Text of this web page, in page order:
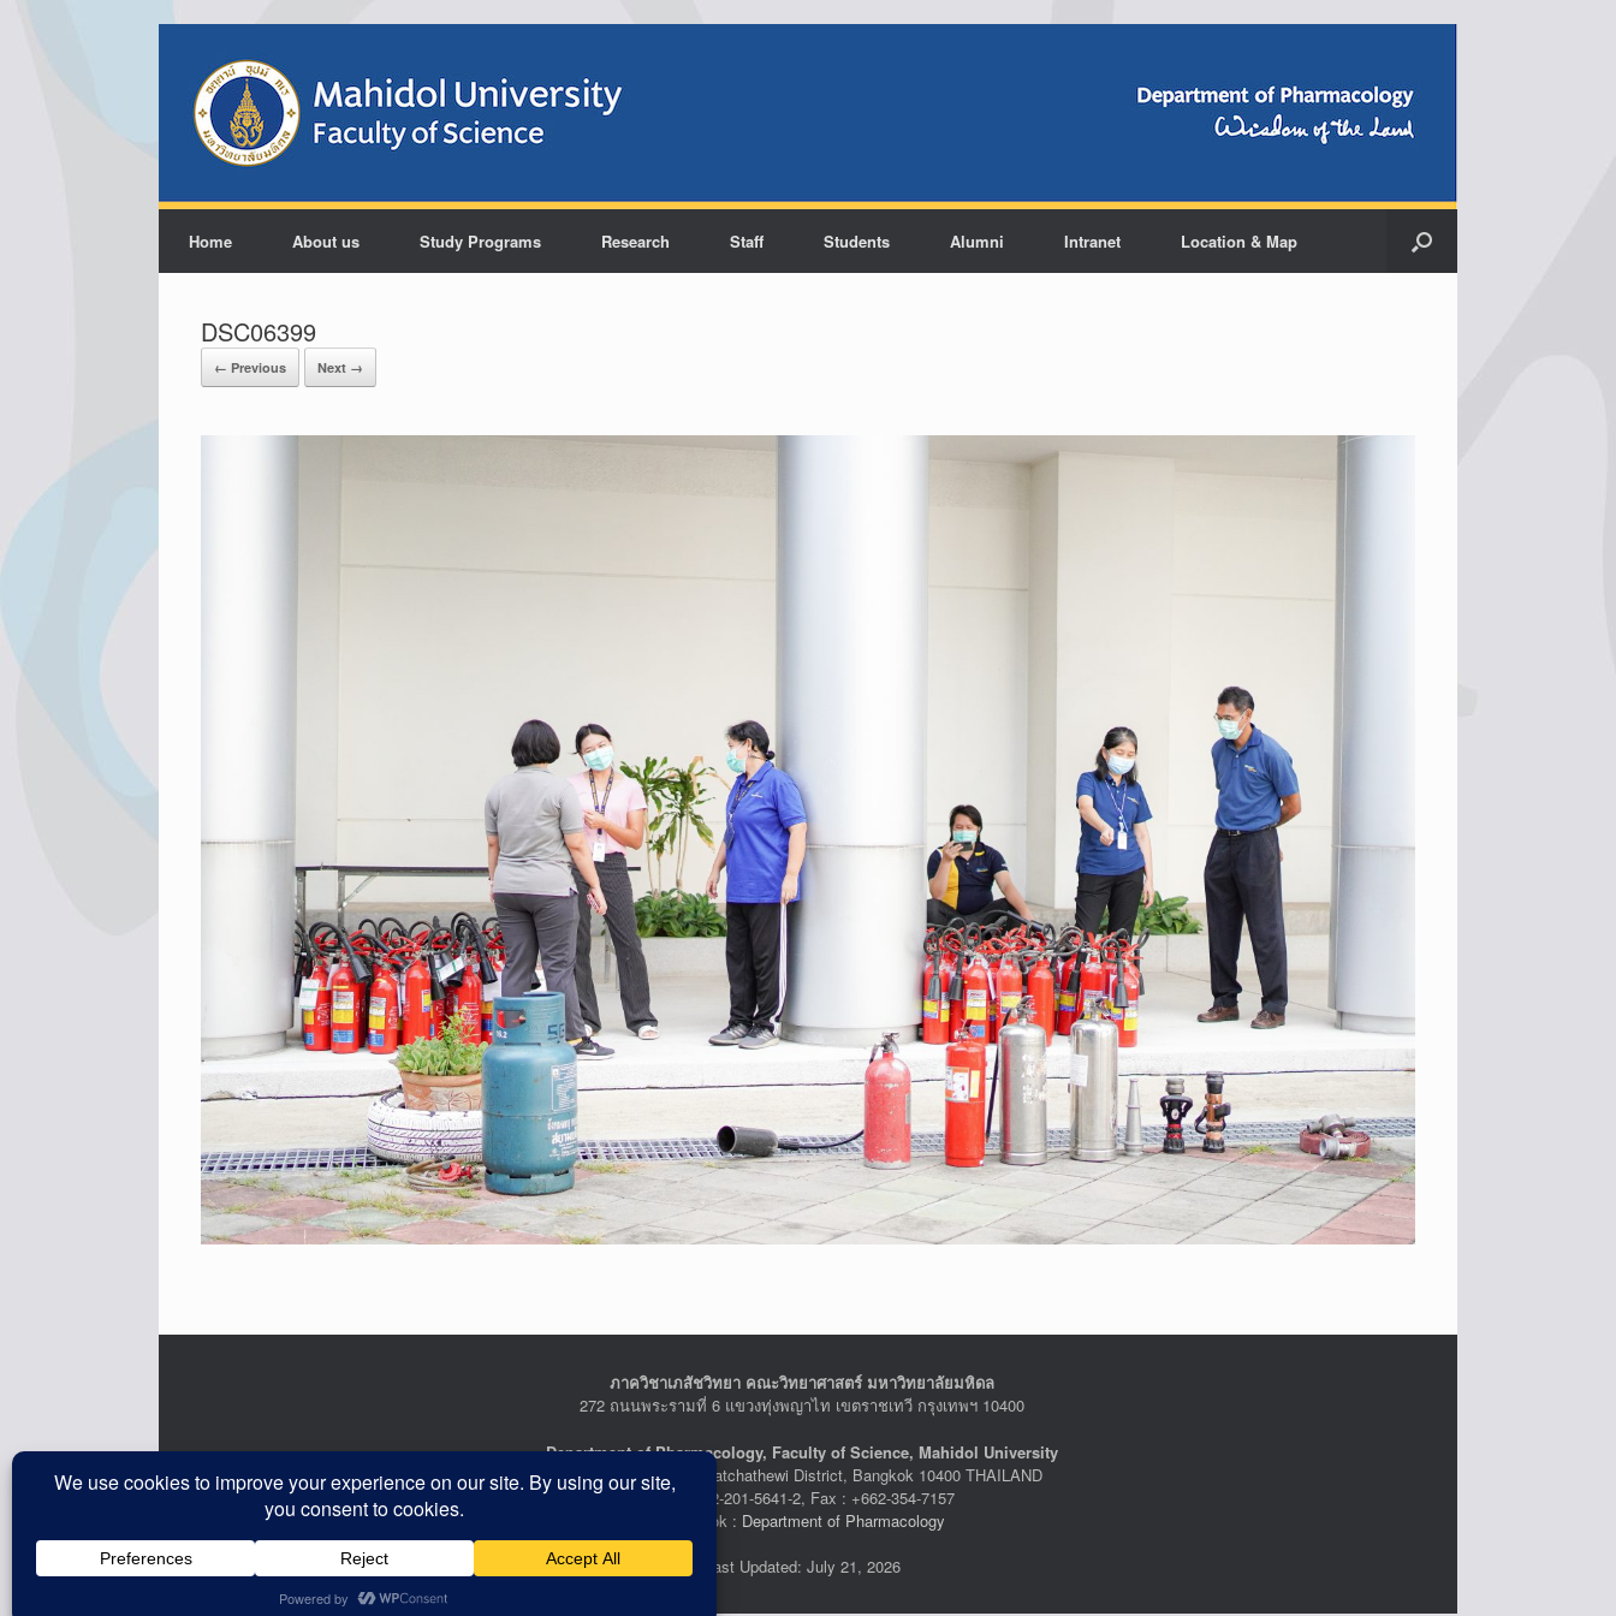
Home About us Study Programs Research Staff Students Alumni Intranet Location & Map
DSC06399
← Previous Next →
ภาควิชาเภสัชวิทยา คณะวิทยาศาสตร์ มหาวิทยาลัยมหิดล
272 ถนนพระรามที่ 6 แขวงทุ่งพญาไท เขตราชเทวี กรุงเทพฯ 10400
Department of Pharmacology, Faculty of Science, Mahidol University
272 Rama VI Road, Ratchathewi District, Bangkok 10400 THAILAND
Tel : +662-201-5641-2, Fax : +662-354-7157
Facebook : Department of Pharmacology
Last Updated: July 21, 2026